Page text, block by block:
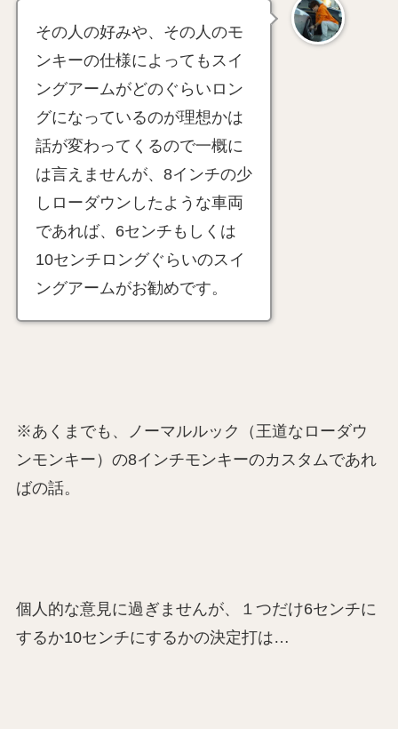
その人の好みや、その人のモ
ンキーの仕様によってもスイ
ングアームがどのぐらいロン
グになっているのが理想かは
話が変わってくるので一概に
は言えませんが、8インチの少
しローダウンしたような車両
であれば、6センチもしくは
10センチロングぐらいのスイ
ングアームがお勧めです。
※あくまでも、ノーマルルック（王道なローダウ
ンモンキー）の8インチモンキーのカスタムであれ
ばの話。
個人的な意見に過ぎませんが、１つだけ6センチに
するか10センチにするかの決定打は…